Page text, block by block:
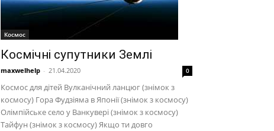
Космос
Космічні супутники Землі
maxwelhelp - 21.04.2020 0
Космос для дітей Вулканічний ланцюг (знімок з
космосу) Гора Фудзіяма в Японії (знімок з космосу)
Олімпійське село у Ванкувері (знімок з космосу)
Тайфун (знімок з космосу) Якщо ти довго